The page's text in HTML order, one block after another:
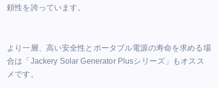
頼性を誇っています。
より一層、高い安全性とポータブル電源の寿命を求める場
合は「Jackery Solar Generator Plusシリーズ」もオスス
メです。